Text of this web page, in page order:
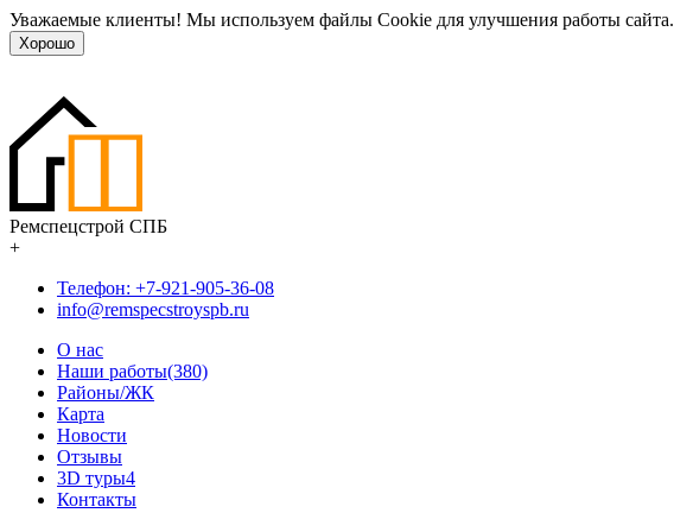
Уважаемые клиенты! Мы используем файлы Cookie для улучшения работы сайта.
Хорошо
Ремспецстрой СПБ
+
Телефон: +7-921-905-36-08
info@remspecstroyspb.ru
О нас
Наши работы(380)
Районы/ЖК
Карта
Новости
Отзывы
3D туры4
Контакты